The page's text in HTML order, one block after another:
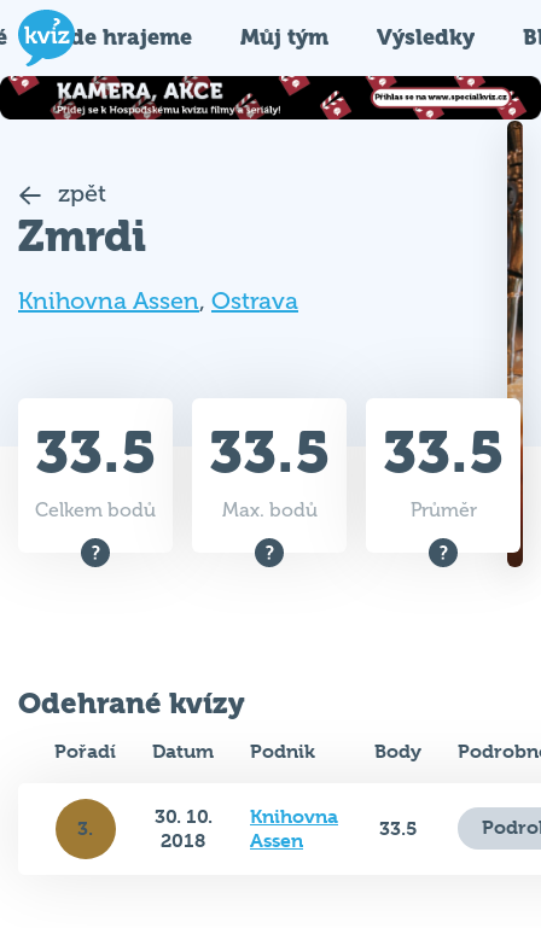
Kde hrajeme Můj tým Výsledky
zpět
Zmrdi
Knihovna Assen, Ostrava
33.5
Celkem bodů
33.5
Max. bodů
33.5
Průměr
Odehrané kvízy
Pořadí Datum Podnik Body
3.
30. 10.
2018
Knihovna
Assen
33.5